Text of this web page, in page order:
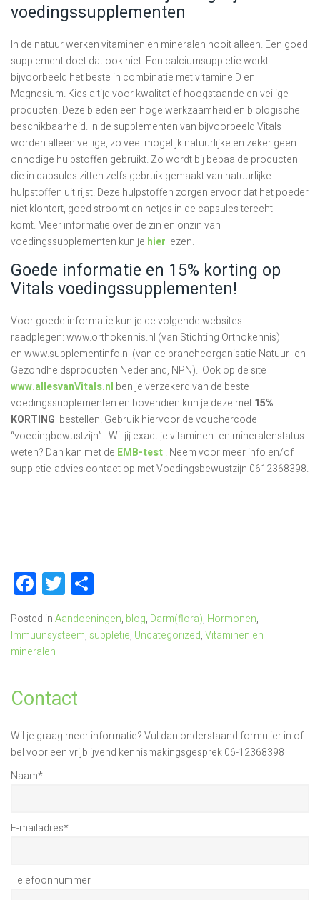
voedingssupplementen
In de natuur werken vitaminen en mineralen nooit alleen. Een goed
supplement doet dat ook niet. Een calciumsuppletie werkt
bijvoorbeeld het beste in combinatie met vitamine D en
Magnesium. Kies altijd voor kwalitatief hoogstaande en veilige
producten. Deze bieden een hoge werkzaamheid en biologische
beschikbaarheid. In de supplementen van bijvoorbeeld Vitals
worden alleen veilige, zo veel mogelijk natuurlijke en zeker geen
onnodige hulpstoffen gebruikt. Zo wordt bij bepaalde producten
die in capsules zitten zelfs gebruik gemaakt van natuurlijke
hulpstoffen uit rijst. Deze hulpstoffen zorgen ervoor dat het poeder
niet klontert, goed stroomt en netjes in de capsules terecht
komt. Meer informatie over de zin en onzin van
voedingssupplementen kun je hier lezen.
Goede informatie en 15% korting op
Vitals voedingssupplementen!
Voor goede informatie kun je de volgende websites
raadplegen: www.orthokennis.nl (van Stichting Orthokennis)
en www.supplementinfo.nl (van de brancheorganisatie Natuur- en
Gezondheidsproducten Nederland, NPN). Ook op de site
www.allesvanVitals.nl ben je verzekerd van de beste
voedingssupplementen en bovendien kun je deze met15%
KORTING bestellen. Gebruik hiervoor de vouchercode
“voedingbewustzijn”. Wil jij exact je vitaminen- en mineralenstatus
weten? Dan kan met de EMB-test. Neem voor meer info en/of
suppletie-advies contact op met Voedingsbewustzijn 0612368398.
Facebook
Twitter
Delen
Posted inAandoeningen, blog, Darm(flora), Hormonen,
Immuunsysteem, suppletie, Uncategorized,Vitaminen en
mineralen
Contact
Wil je graag meer informatie? Vul dan onderstaand formulier in of
bel voor een vrijblijvend kennismakingsgesprek 06-12368398
Naam*
E-mailadres*
Telefoonnummer